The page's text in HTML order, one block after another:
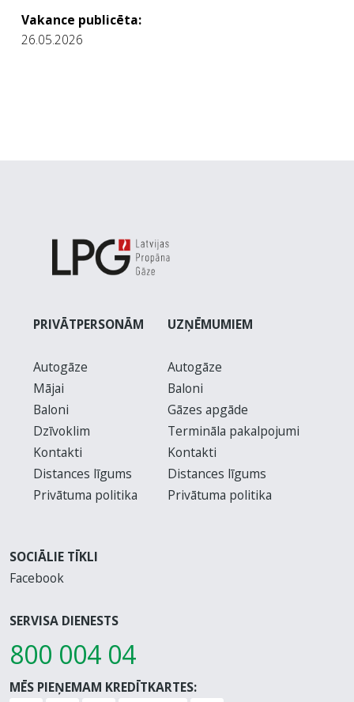
Vakance publicēta:
26.05.2026
PRIVĀTPERSONĀM
Autogāze
Mājai
Baloni
Dzīvoklim
Kontakti
Distances līgums
Privātuma politika
UZŅĒMUMIEM
Autogāze
Baloni
Gāzes apgāde
Termināla pakalpojumi
Kontakti
Distances līgums
Privātuma politika
SOCIĀLIE TĪKLI
Facebook
SERVISA DIENESTS
800 004 04
MĒS PIEŅEMAM KREDĪTKARTES: